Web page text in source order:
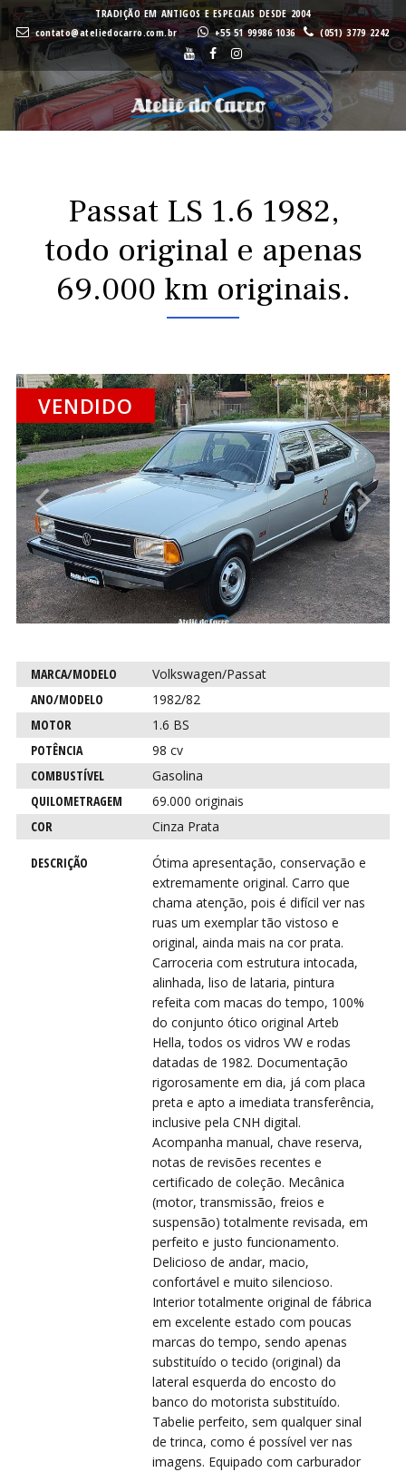
Buscar
TRADIÇÃO EM ANTIGOS E ESPECIAIS DESDE 2004
contato@ateliedocarro.com.br
+55 51 99986 1036 (051) 3779 2242
Passat LS 1.6 1982,
todo original e apenas
69.000 km originais.
VENDIDO
Anterior
Característica
Descrição
para este
carro
MARCA/MODELO
Volkswagen/Passat
ANO/MODELO
1982/82
MOTOR
1.6 BS
POTÊNCIA
98 cv
COMBUSTÍVEL
Gasolina
QUILOMETRAGEM
69.000 originais
COR
Cinza Prata
DESCRIÇÃO
Ótima apresentação, conservação e
extremamente original. Carro que
chama atenção, pois é difícil ver nas
ruas um exemplar tão vistoso e
original, ainda mais na cor prata.
Carroceria com estrutura intocada,
alinhada, liso de lataria, pintura
refeita com macas do tempo, 100%
do conjunto ótico original Arteb
Hella, todos os vidros VW e rodas
datadas de 1982. Documentação
rigorosamente em dia, já com placa
preta e apto a imediata transferência,
inclusive pela CNH digital.
Acompanha manual, chave reserva,
notas de revisões recentes e
certificado de coleção. Mecânica
(motor, transmissão, freios e
suspensão) totalmente revisada, em
perfeito e justo funcionamento.
Delicioso de andar, macio,
confortável e muito silencioso.
Interior totalmente original de fábrica
em excelente estado com poucas
marcas do tempo, sendo apenas
substituído o tecido (original) da
lateral esquerda do encosto do
banco do motorista substituído.
Tabelie perfeito, sem qualquer sinal
de trinca, como é possível ver nas
imagens. Equipado com carburador